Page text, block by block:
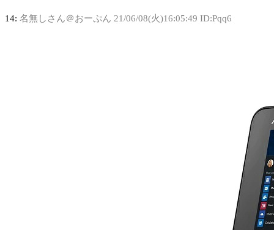
14: 名無しさん＠おーぷん 21/06/08(火)16:05:49 ID:Pqq6